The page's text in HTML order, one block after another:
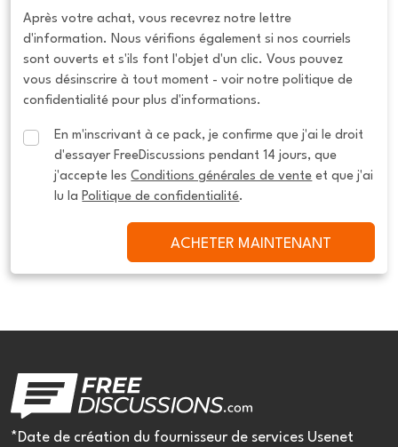
Après votre achat, vous recevrez notre lettre
d'information. Nous vérifions également si nos courriels
sont ouverts et s'ils font l'objet d'un clic. Vous pouvez
vous désinscrire à tout moment - voir notre politique de
confidentialité pour plus d'informations.
En m'inscrivant à ce pack, je confirme que j'ai le droit
d'essayer FreeDiscussions pendant 14 jours, que
j'accepte les Conditions générales de vente et que j'ai
lu la Politique de confidentialité.
ACHETER MAINTENANT
*Date de création du fournisseur de services Usenet